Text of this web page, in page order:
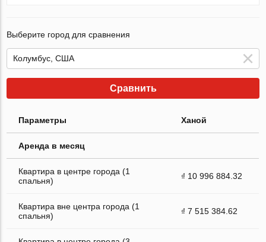
Выберите город для сравнения
Сравнить
Параметры Ханой
Аренда в месяц
Квартира в центре города (1
спальня)
₫ 10 996 884.32
Квартира вне центра города (1
спальня)
₫ 7 515 384.62